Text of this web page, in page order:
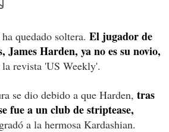
quedado soltera. El jugador de
James Harden, ya no es su novio,
revista 'US Weekly'.
se dio debido a que Harden, tras
fue a un club de striptease,
a la hermosa Kardashian.